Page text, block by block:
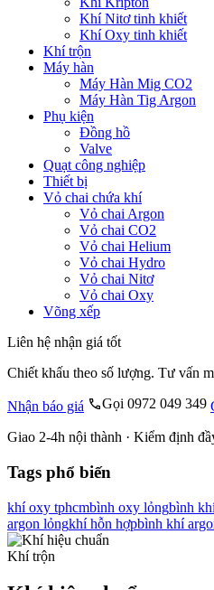
Khí Nitơ tinh khiết
Khí Oxy tinh khiết
Khí trộn
Máy hàn
Máy Hàn Mig CO2
Máy Hàn Tig Argon
Phụ kiện
Đồng hồ
Valve
Quạt công nghiệp
Thiết bị
Vỏ chai chứa khí
Vỏ chai Argon
Vỏ chai CO2
Vỏ chai Helium
Vỏ chai Hydro
Vỏ chai Nitơ
Vỏ chai Oxy
Võng xếp
Liên hệ nhận giá tốt
Chiết khấu theo số lượng. Tư vấn
Nhận báo giá Gọi 0972 049 349
Giao 2-4h nội thành · Kiểm định
Tags phổ biến
khí oxy tphcmbình oxy lỏngbình
argon lỏngkhí hỗn hợpbình khí
Khí trộn